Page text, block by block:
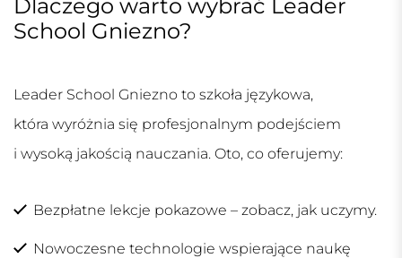
Dlaczego warto wybrać Leader
School Gniezno?
Leader School Gniezno to szkoła językowa,
która wyróżnia się profesjonalnym podejściem
i wysoką jakością nauczania. Oto, co oferujemy:
Bezpłatne lekcje pokazowe – zobacz, jak uczymy.
Nowoczesne technologie wspierające naukę